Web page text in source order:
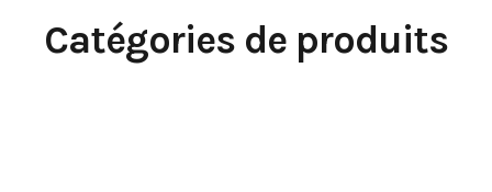
Catégories de produits